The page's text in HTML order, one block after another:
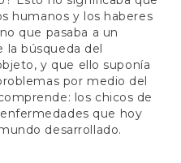
humanos y los haberes
que pasaba a un
la búsqueda del
y que ello suponía
por medio del
los chicos de
que hoy
desarrollado.